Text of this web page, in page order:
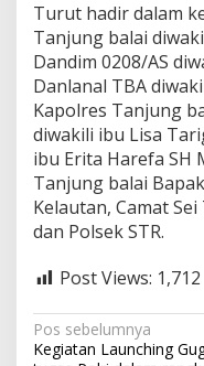
a
n
a
n
P
a
n
g
a
n
Turut hadir dalam
Tanjung balai
Dandim 0208/AS
Danlanal TBA
Kapolres Tanjung
diwakili ibu Lisa
ibu Erita Harefa SH
Tanjung balai
Kelautan, Camat
dan Polsek STR.
Post Views: 1,712
N
Pos sebelumnya
Kegiatan Launching